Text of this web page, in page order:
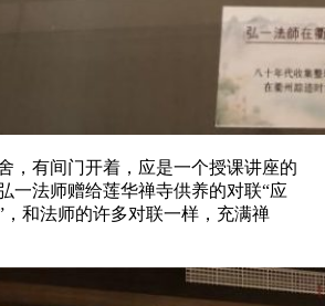
，有间门开着，应是一个授课讲座的
一法师赠给莲华禅寺供养的对联“应
，和法师的许多对联一样，充满禅